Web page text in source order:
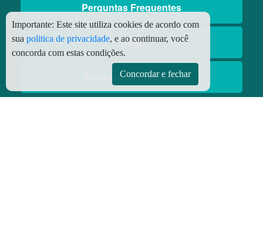
Perguntas Frequentes
Blog
Aniversário Premiado
Importante: Este site utiliza cookies de acordo com
sua politica de privacidade, e ao continuar, você
concorda com estas condições.
Concordar e fechar